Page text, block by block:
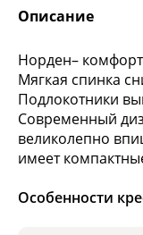
Описание
Норден–
Мягкая спинка
Подлокотники
Современный
великолепно
имеет
Особенности